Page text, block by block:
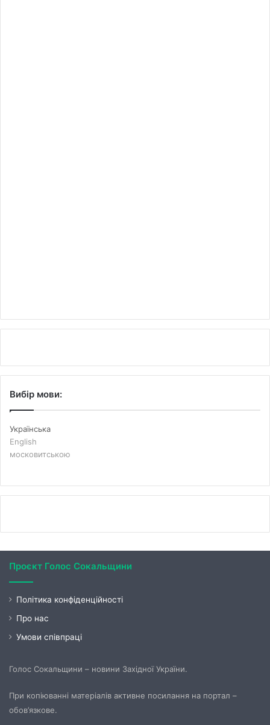
Вибір мови:
Українська
English
московитською
Проєкт Голос Сокальщини
Політика конфіденційності
Про нас
Умови співпраці
Голос Сокальщини – новини Західної України.
При копіюванні матеріалів активне посилання на портал –
обов’язкове.